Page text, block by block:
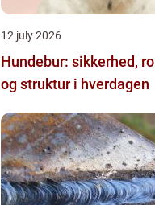
12 july 2026
Hundebur: sikkerhed, ro
og struktur i hverdagen